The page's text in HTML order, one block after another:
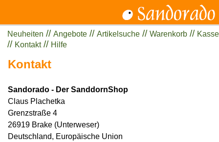
Neuheiten // Angebote // Artikelsuche // Warenkorb // Kasse
// Kontakt// Hilfe
Kontakt
Sandorado - Der SanddornShop
Claus Plachetka
Grenzstraße 4
26919 Brake (Unterweser)
Deutschland, Europäische Union